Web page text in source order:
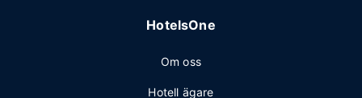
HotelsOne
Om oss
Hotell ägare